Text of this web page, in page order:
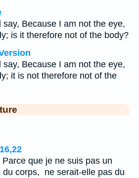
Because I am not the eye,
is it therefore not of the body?
Because I am not the eye,
it is not therefore not of the
que je ne suis pas un
du corps, ne serait-elle pas du